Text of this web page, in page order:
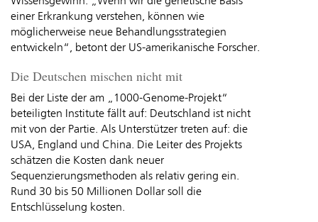
einer Erkrankung verstehen, können wie
möglicherweise neue Behandlungsstrategien
entwickeln“, betont der US-amerikanische Forscher.
Die Deutschen mischen nicht mit
Bei der Liste der am „1000-Genome-Projekt“
beteiligten Institute fällt auf: Deutschland ist nicht
mit von der Partie. Als Unterstützer treten auf: die
USA, England und China. Die Leiter des Projekts
schätzen die Kosten dank neuer
Sequenzierungsmethoden als relativ gering ein.
Rund 30 bis 50 Millionen Dollar soll die
Entschlüsselung kosten.